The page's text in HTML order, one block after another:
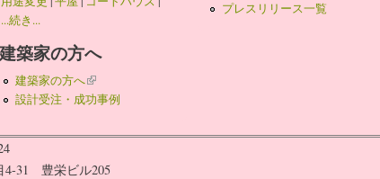
...続き...
建築家の方へ
建築家の方へ(link is external)
設計受注・成功事例
プレスリリース一覧
4-31 豊栄ビル205